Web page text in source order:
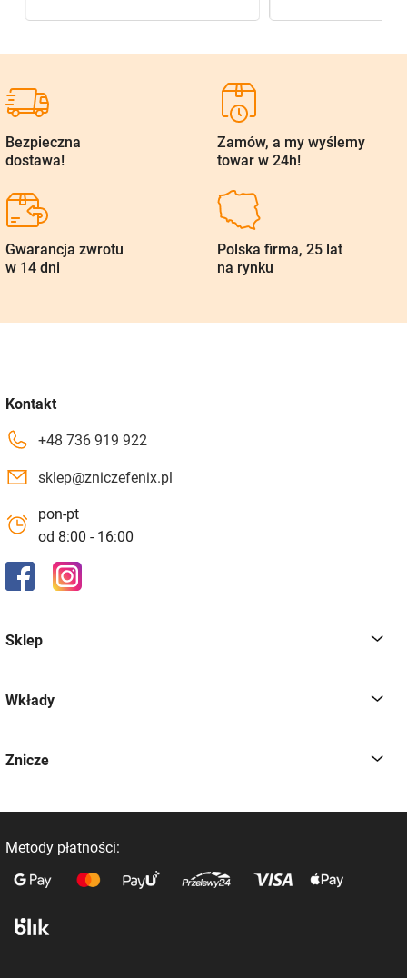
Bezpieczna
dostawa!
Zamów, a my wyślemy
towar w 24h!
Gwarancja zwrotu
w 14 dni
Polska firma, 25 lat
na rynku
Kontakt
+48 736 919 922
sklep@zniczefenix.pl
pon-pt
od 8:00 - 16:00
Sklep
Wkłady
Znicze
Metody płatności: